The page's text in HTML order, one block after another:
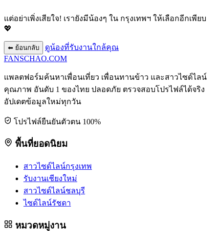
แต่อย่าเพิ่งเสียใจ! เรายังมีน้องๆ ใน กรุงเทพฯ ให้เลือกอีกเพียบ
💖
⬅ ย้อนกลับ
ดูน้องที่รับงานใกล้คุณ
FANSCHAO.COM
แพลตฟอร์มค้นหาเพื่อนเที่ยว เพื่อนทานข้าว และสาวไซด์ไลน์
คุณภาพ อันดับ 1 ของไทย ปลอดภัย ตรวจสอบโปรไฟล์ได้จริง
อัปเดตข้อมูลใหม่ทุกวัน
โปรไฟล์ยืนยันตัวตน 100%
พื้นที่ยอดนิยม
สาวไซด์ไลน์กรุงเทพ
รับงานเชียงใหม่
สาวไซด์ไลน์ชลบุรี
ไซด์ไลน์รัชดา
หมวดหมู่งาน